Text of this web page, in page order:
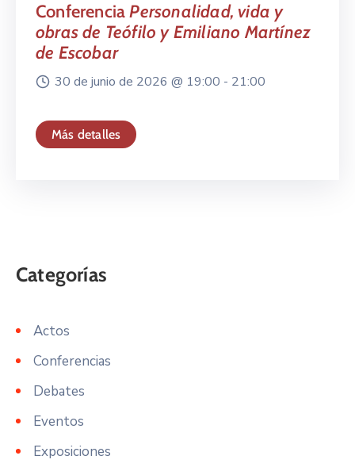
ConferenciaPersonalidad, vida y
obras de Teófilo y Emiliano Martínez
de Escobar
30 de junio de 2026 @ 19:00 - 21:00
Más detalles
Actos
Conferencias
Debates
Eventos
Exposiciones